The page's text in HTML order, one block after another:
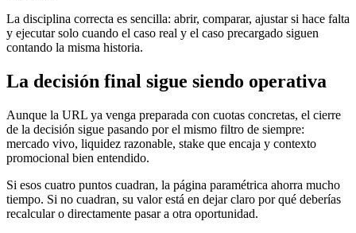
La disciplina correcta es sencilla: abrir, comparar, ajustar si hace falta
y ejecutar solo cuando el caso real y el caso precargado siguen
contando la misma historia.
La decisión final sigue siendo operativa
Aunque la URL ya venga preparada con cuotas concretas, el cierre
de la decisión sigue pasando por el mismo filtro de siempre:
mercado vivo, liquidez razonable, stake que encaja y contexto
promocional bien entendido.
Si esos cuatro puntos cuadran, la página paramétrica ahorra mucho
tiempo. Si no cuadran, su valor está en dejar claro por qué deberías
recalcular o directamente pasar a otra oportunidad.